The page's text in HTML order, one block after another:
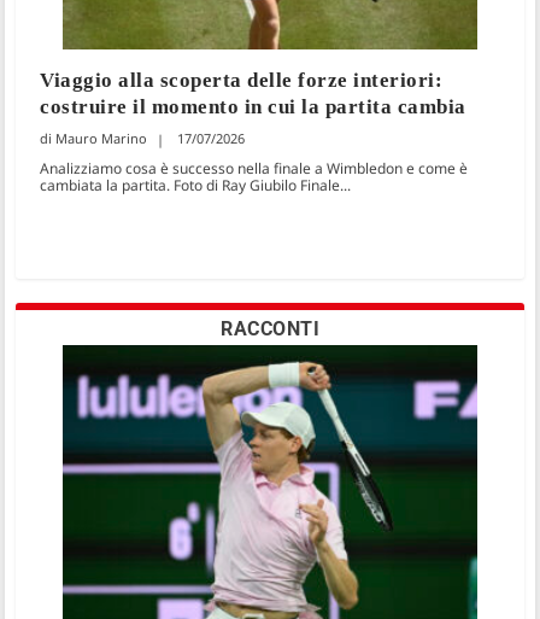
Viaggio alla scoperta delle forze interiori:
costruire il momento in cui la partita cambia
Mauro Marino 17/07/2026
Analizziamo cosa è successo nella finale a Wimbledon e come è
cambiata la partita. Foto di Ray Giubilo Finale...
RACCONTI